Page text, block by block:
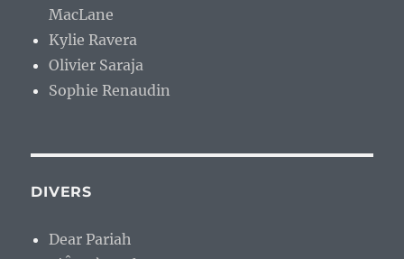
MacLane
Kylie Ravera
Olivier Saraja
Sophie Renaudin
DIVERS
Dear Pariah